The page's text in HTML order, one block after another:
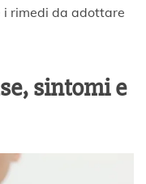
i rimedi da adottare
sintomi e